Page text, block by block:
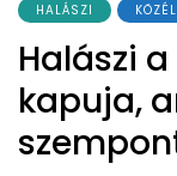
HALÁSZI
Halászi
kapuja,